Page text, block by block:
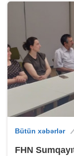
Bütün xəbərlər
FHN